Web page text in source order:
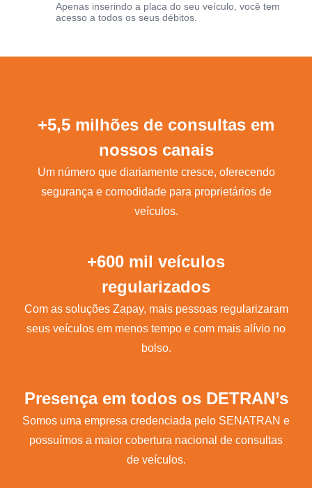
Apenas inserindo a placa do seu veículo, você tem
acesso a todos os seus débitos.
+5,5 milhões de consultas em
nossos canais
Um número que diariamente cresce, oferecendo
segurança e comodidade para proprietários de
veículos.
+600 mil veículos
regularizados
Com as soluções Zapay, mais pessoas regularizaram
seus veículos em menos tempo e com mais alívio no
bolso.
Presença em todos os DETRAN’s
Somos uma empresa credenciada pelo SENATRAN e
possuímos a maior cobertura nacional de consultas
de veículos.